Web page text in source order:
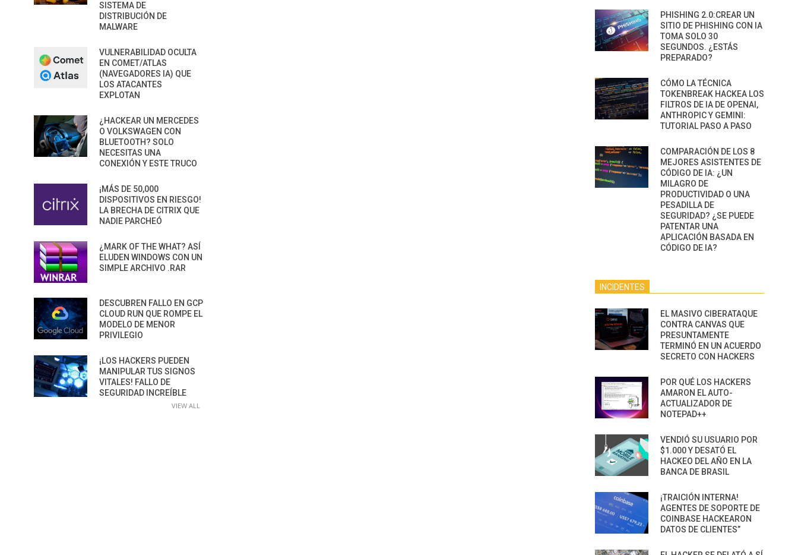
SISTEMA DE
DISTRIBUCIÓN DE
MALWARE
VULNERABILIDAD OCULTA
EN COMET/ATLAS
(NAVEGADORES IA) QUE
LOS ATACANTES
EXPLOTAN
¿HACKEAR UN MERCEDES
O VOLKSWAGEN CON
BLUETOOTH? SOLO
NECESITAS UNA
CONEXIÓN Y ESTE TRUCO
¡MÁS DE 50,000
DISPOSITIVOS EN RIESGO!
LA BRECHA DE CITRIX QUE
NADIE PARCHEÓ
¿MARK OF THE WHAT? ASÍ
ELUDEN WINDOWS CON UN
SIMPLE ARCHIVO .RAR
DESCUBREN FALLO EN GCP
CLOUD RUN QUE ROMPE EL
MODELO DE MENOR
PRIVILEGIO
¡LOS HACKERS PUEDEN
MANIPULAR TUS SIGNOS
VITALES! FALLO DE
SEGURIDAD INCREÍBLE
VIEW ALL
PHISHING 2.0:CREAR UN
SITIO DE PHISHING CON IA
TOMA SOLO 30
SEGUNDOS. ¿ESTÁS
PREPARADO?
CÓMO LA TÉCNICA
TOKENBREAK HACKEA LOS
FILTROS DE IA DE OPENAI,
ANTHROPIC Y GEMINI:
TUTORIAL PASO A PASO
COMPARACIÓN DE LOS 8
MEJORES ASISTENTES DE
CÓDIGO DE IA: ¿UN
MILAGRO DE
PRODUCTIVIDAD O UNA
PESADILLA DE
SEGURIDAD? ¿SE PUEDE
PATENTAR UNA
APLICACIÓN BASADA EN
CÓDIGO DE IA?
INCIDENTES
EL MASIVO CIBERATAQUE
CONTRA CANVAS QUE
PRESUNTAMENTE
TERMINÓ EN UN ACUERDO
SECRETO CON HACKERS
POR QUÉ LOS HACKERS
AMARON EL AUTO-
ACTUALIZADOR DE
NOTEPAD++
VENDIÓ SU USUARIO POR
$1.000 Y DESATÓ EL
HACKEO DEL AÑO EN LA
BANCA DE BRASIL
¡TRAICIÓN INTERNA!
AGENTES DE SOPORTE DE
COINBASE HACKEARON
DATOS DE CLIENTES”